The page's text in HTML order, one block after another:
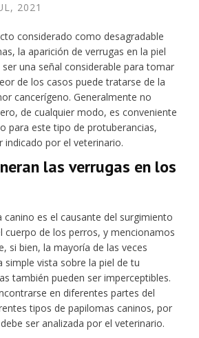
2021
considerado como desagradable
la aparición de verrugas en la piel
una señal considerable para tomar
de los casos puede tratarse de la
cancerígeno. Generalmente no
de cualquier modo, es conveniente
para este tipo de protuberancias,
indicado por el veterinario.
las verrugas en los
canino es el causante del surgimiento
cuerpo de los perros, y mencionamos
si bien, la mayoría de las veces
simple vista sobre la piel de tu
también pueden ser imperceptibles.
en diferentes partes del
tipos de papilomas caninos, por
ser analizada por el veterinario.